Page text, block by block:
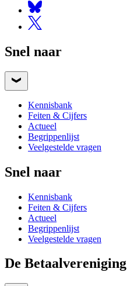
Snel naar
Kennisbank
Feiten & Cijfers
Actueel
Begrippenlijst
Veelgestelde vragen
Snel naar
Kennisbank
Feiten & Cijfers
Actueel
Begrippenlijst
Veelgestelde vragen
De Betaalvereniging